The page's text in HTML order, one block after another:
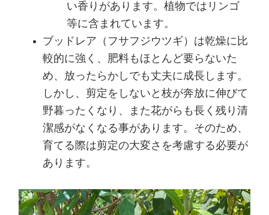
い香りがあります。植物ではリンゴ
等に含まれています。
ブッドレア（フサフジウツギ）は乾燥に比
較的に強く、肥料もほとんど要らないた
め、放ったらかしでも丈夫に成長します。
しかし、剪定をしないと枝が奔放に伸びて
野暮ったくなり、また花がらも長く残り清
潔感がなくなる事があります。そのため、
育てる際は剪定の大変さを考慮する必要が
あります。